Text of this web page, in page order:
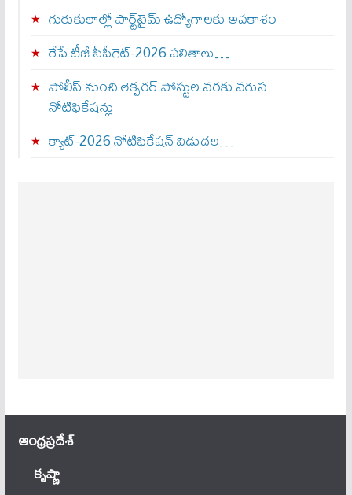
గురుకులాల్లో పార్ట్‌టైమ్ ఉద్యోగాలకు అవకాశం
రేపే టీజీ సీపీగెట్‌-2026 ఫలితాలు…
పోలీస్ నుంచి లెక్చరర్ పోస్టుల వరకు వరుస
నోటిఫికేషన్లు
క్యాట్-2026 నోటిఫికేషన్ విడుదల…
ఆంధ్ర‌ప్ర‌దేశ్
కృష్ణా